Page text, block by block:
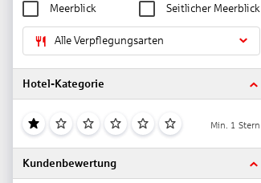
Meerblick Seitlicher Meerblick
Alle Verpflegungsarten
Hotel-Kategorie
Min. 1 Stern
Kundenbewertung